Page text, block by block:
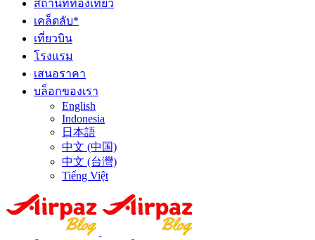
สถานที่ท่องเที่ยว
เคล็ดลับ*
เที่ยวบิน
โรงแรม
เสนอราคา
บล็อกของเรา
English
Indonesia
日本語
中文 (中国)
中文 (台灣)
Tiếng Việt